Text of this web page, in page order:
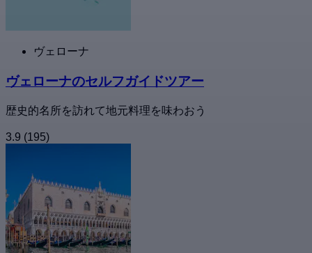
ヴェローナ
ヴェローナのセルフガイドツアー
歴史的名所を訪れて地元料理を味わおう
3.9 (195)